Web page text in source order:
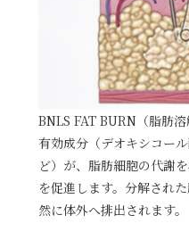
BNLS FAT BURN（脂肪
有効成分（デオキシコー
ど）が、脂肪細胞の代謝
を促進します。分解され
然に体外へ排出されます。